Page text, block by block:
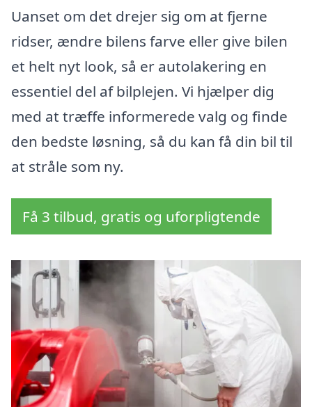
Uanset om det drejer sig om at fjerne
ridser, ændre bilens farve eller give bilen
et helt nyt look, så er autolakering en
essentiel del af bilplejen. Vi hjælper dig
med at træffe informerede valg og finde
den bedste løsning, så du kan få din bil til
at stråle som ny.
Få 3 tilbud, gratis og uforpligtende